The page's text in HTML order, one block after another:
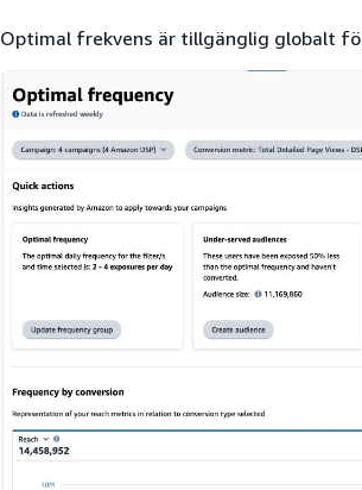
Optimal frekvens är tillgänglig globalt